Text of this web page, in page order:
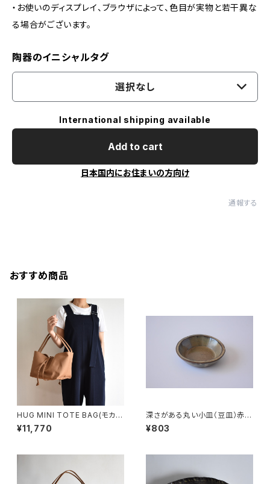
・お使いのディスプレイ、ブラウザによって、色目が実物と若干異な
る場合がございます。
陶器のイニシャルタグ
選択なし
International shipping available
Add to cart
日本国内にお住まいの方向け
通報する
おすすめ商品
HUG MINI TOTE BAG(モカ/
ブラウン)
¥11,770
深さがある丸い小皿（豆皿）赤土
×白鼠結晶釉
¥803